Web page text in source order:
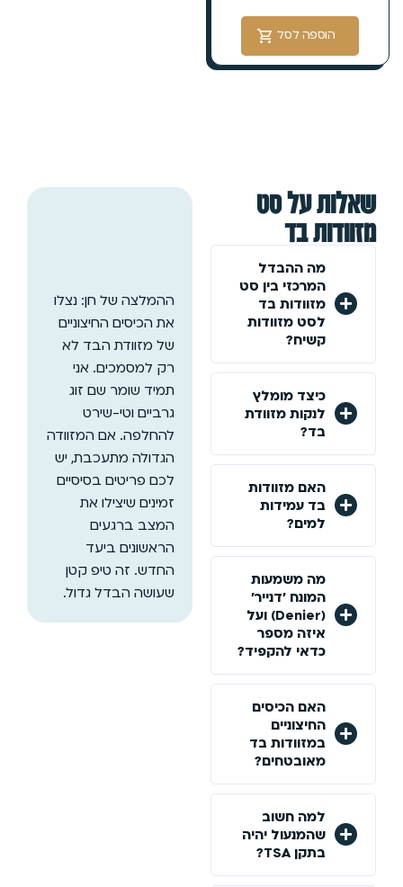
הוספה לסל
שאלות על סט
מזוודות בד
מה ההבדל
המרכזי בין סט
מזוודות בד
לסט מזוודות
קשיח?
כיצד מומלץ
לנקות מזוודת
בד?
האם מזוודות
בד עמידות
למים?
מה משמעות
המונח 'דנייר'
(Denier) ועל
איזה מספר
כדאי להקפיד?
האם הכיסים
החיצוניים
במזוודות בד
מאובטחים?
למה חשוב
שהמנעול יהיה
בתקן TSA?
ההמלצה של חן: נצלו
את הכיסים החיצוניים
של מזוודת הבד לא
רק למסמכים. אני
תמיד שומר שם זוג
גרביים וטי-שירט
להחלפה. אם המזוודה
הגדולה מתעכבת, יש
לכם פריטים בסיסיים
זמינים שיצילו את
המצב ברגעים
הראשונים ביעד
החדש. זה טיפ קטן
שעושה הבדל גדול.